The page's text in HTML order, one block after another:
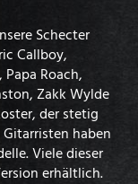
Schecter
Callboy,
Roach,
Zakk Wylde
der stetig
haben
Viele dieser
erhältlich.